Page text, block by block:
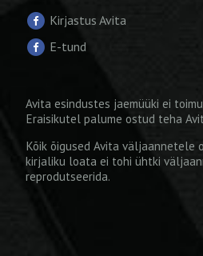
Kirjastus Avita
E-tund
Avita esindustes jaemüüki ei
Eraisikutel palume ostud teha
Kõik õigused Avita väljaannetele
kirjaliku loata ei tohi ühtki
reprodutseerida.